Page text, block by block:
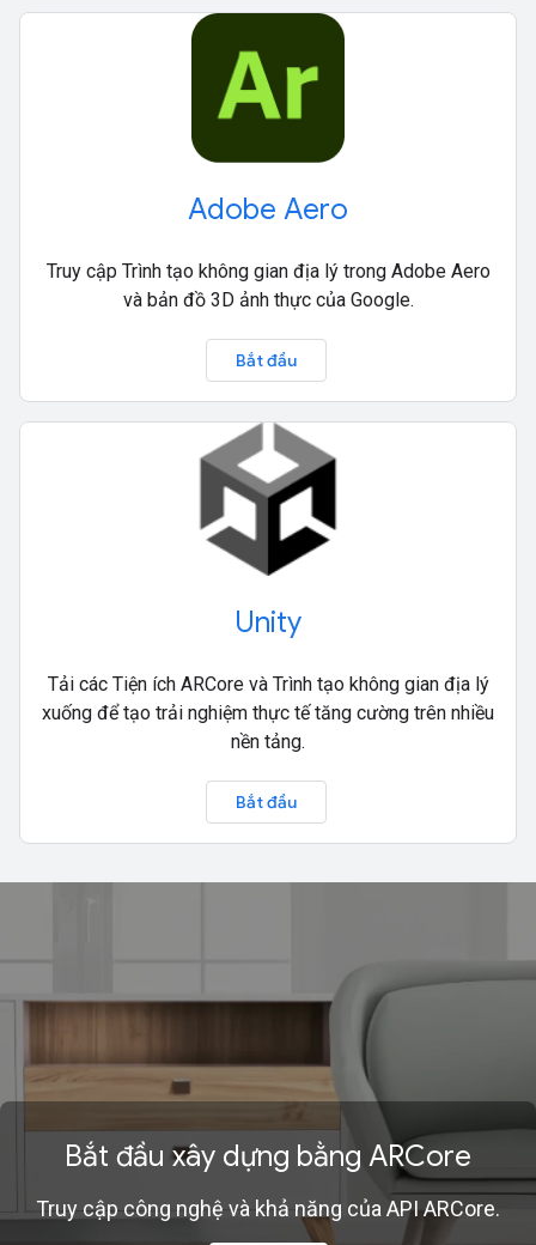
Adobe Aero
Truy cập Trình tạo không gian địa lý trong Adobe Aero
và bản đồ 3D ảnh thực của Google.
Bắt đầu
Unity
Tải các Tiện ích ARCore và Trình tạo không gian địa lý
xuống để tạo trải nghiệm thực tế tăng cường trên nhiều
nền tảng.
Bắt đầu
Bắt đầu xây dựng bằng ARCore
Truy cập công nghệ và khả năng của API ARCore.